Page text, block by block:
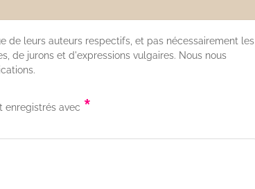
de leurs auteurs respectifs, et pas nécessairement les
de jurons et d'expressions vulgaires. Nous nous
enregistrés avec *